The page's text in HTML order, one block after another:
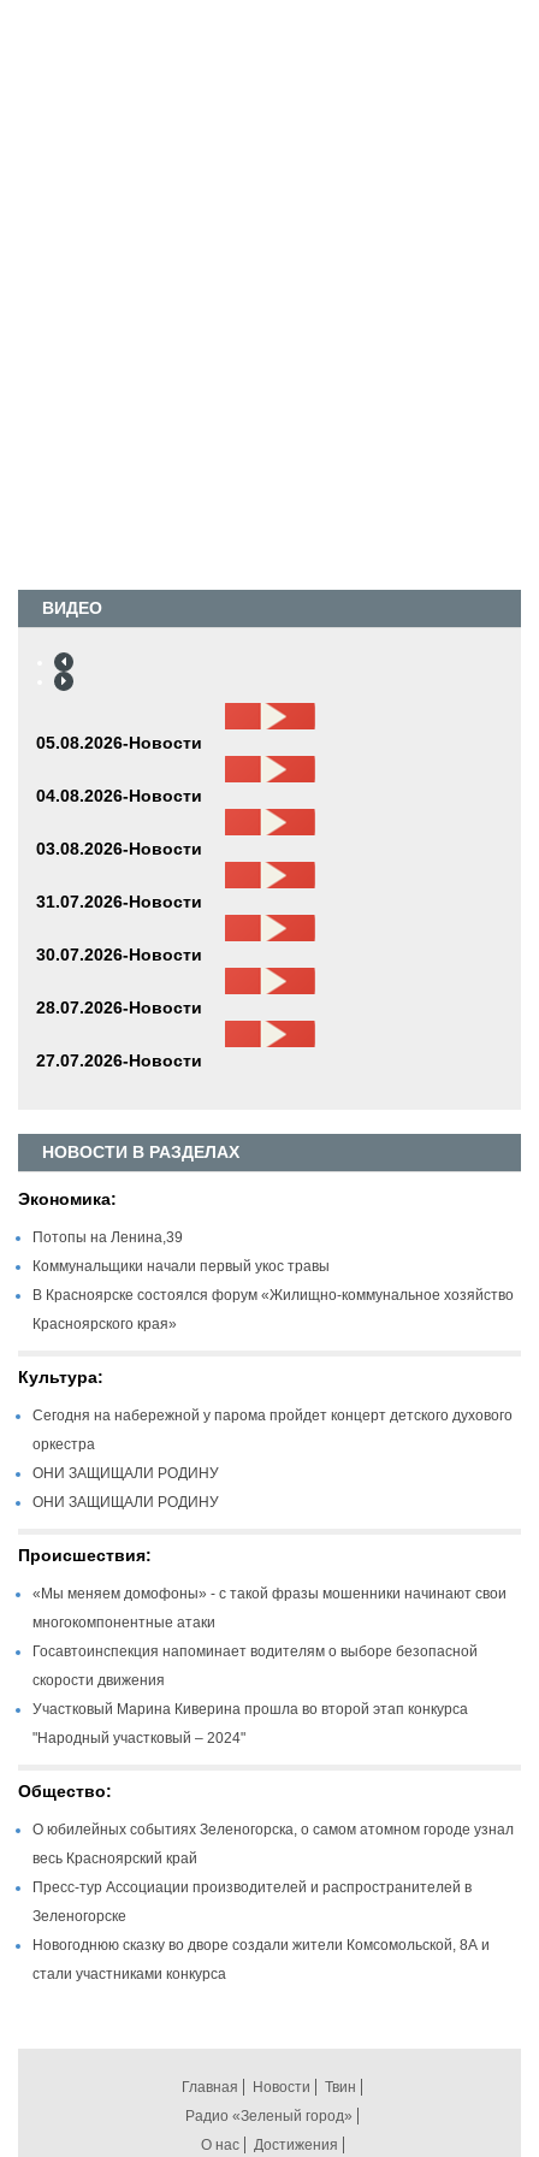
ВИДЕО
05.08.2026-Новости
04.08.2026-Новости
03.08.2026-Новости
31.07.2026-Новости
30.07.2026-Новости
28.07.2026-Новости
27.07.2026-Новости
НОВОСТИ В РАЗДЕЛАХ
Экономика:
Потопы на Ленина,39
Коммунальщики начали первый укос травы
В Красноярске состоялся форум «Жилищно-коммунальное хозяйство
Красноярского края»
Культура:
Сегодня на набережной у парома пройдет концерт детского духового
оркестра
ОНИ ЗАЩИЩАЛИ РОДИНУ
ОНИ ЗАЩИЩАЛИ РОДИНУ
Происшествия:
«Мы меняем домофоны» - с такой фразы мошенники начинают свои
многокомпонентные атаки
Госавтоинспекция напоминает водителям о выборе безопасной
скорости движения
Участковый Марина Киверина прошла во второй этап конкурса
"Народный участковый – 2024"
Общество:
О юбилейных событиях Зеленогорска, о самом атомном городе узнал
весь Красноярский край
Пресс-тур Ассоциации производителей и распространителей в
Зеленогорске
Новогоднюю сказку во дворе создали жители Комсомольской, 8А и
стали участниками конкурса
Главная Новости
Твин
Радио «Зеленый город»
О нас
Достижения